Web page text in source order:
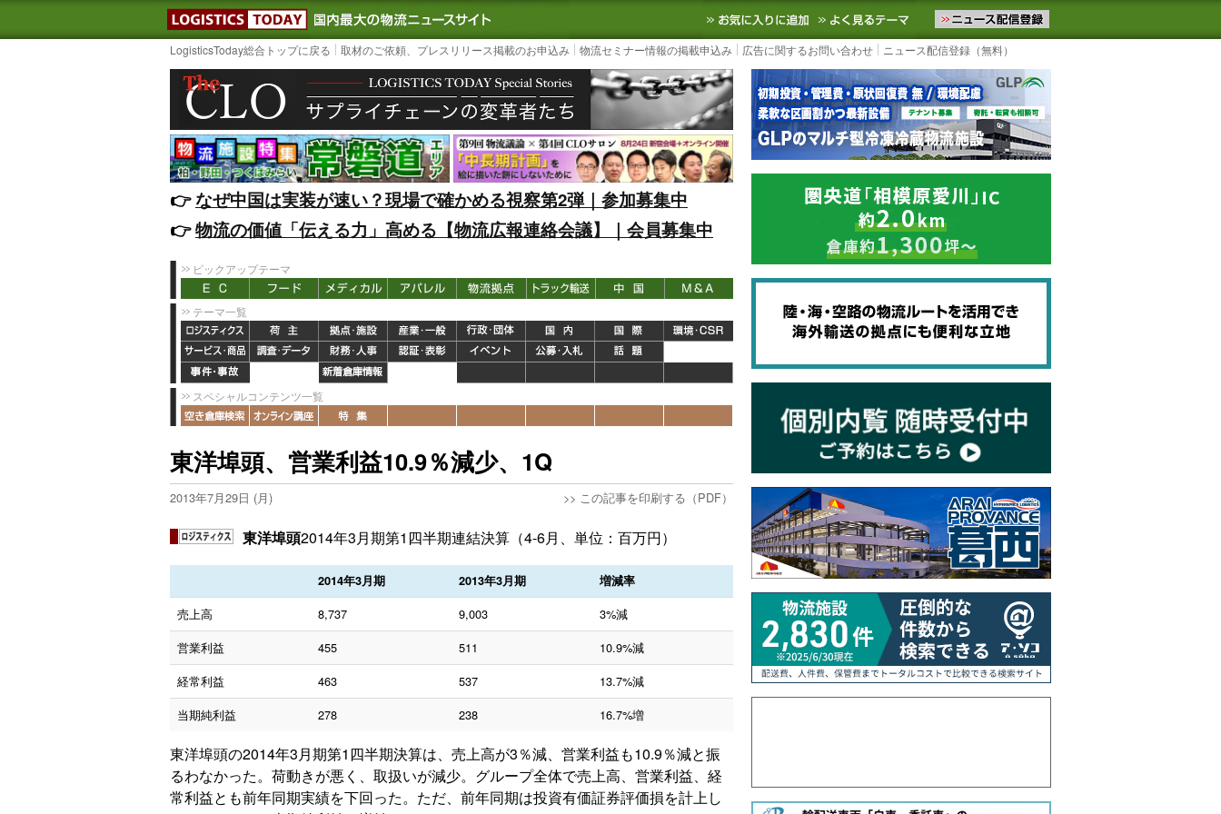
LOGISTICS TODAY｜国内最大の物流ニュースサイト3PL, SCMなど国内外の最新の物流ニュースをお届けします。物流ニュースメール配信を登録す
お気に入りに追加 よく見るテーマ
LogisticsToday総合トップに戻る 取材のご依頼、プレスリリース掲載のお申込み 物流セミナー情報の掲載申込み 広告に関するお問い合わせ ニュース配信登録（無料）
👉️なぜ中国は実装が速い？現場で確かめる視察第2弾｜参加募集中
👉️物流の価値「伝える力」高める【物流広報連絡会議】｜会員募集中
ピックアップテーマ
テーマ一覧
スペシャルコンテンツ一覧
東洋埠頭、営業利益10.9％減少、1Q
2013年7月29日 (月) >> この記事を印刷する（PDF）
東洋埠頭2014年3月期第1四半期連結決算（4-6月、単位：百万円）
2014年3月期 2013年3月期 増減率
売上高 8,737 9,003
3%減
営業利益
455 511
10.9%減
経常利益
463 537
13.7%減
当期純利益
278 238 16.7%増
東洋埠頭の2014年3月期第1四半期決算は、売上高が3％減、営業利益も10.9％減と振
るわなかった。荷動きが悪く、取扱いが減少。グループ全体で売上高、営業利益、経
常利益とも前年同期実績を下回った。ただ、前年同期は投資有価証券評価損を計上し